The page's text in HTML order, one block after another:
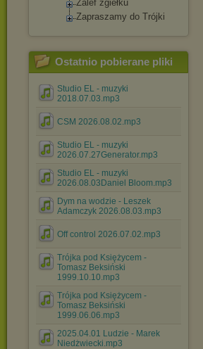
Zalef zgiełku
Zapraszamy do Trójki
Ostatnio pobierane pliki
Studio EL - muzyki
2018.07.03.mp3
CSM 2026.08.02.mp3
Studio EL - muzyki
2026.07.27Generator.mp3
Studio EL - muzyki
2026.08.03Daniel Bloom.mp3
Dym na wodzie - Leszek
Adamczyk 2026.08.03.mp3
Off control 2026.07.02.mp3
Trójka pod Księżycem -
Tomasz Beksiński
1999.10.10.mp3
Trójka pod Księżycem -
Tomasz Beksiński
1999.06.06.mp3
2025.04.01 Ludzie - Marek
Niedżwiecki.mp3